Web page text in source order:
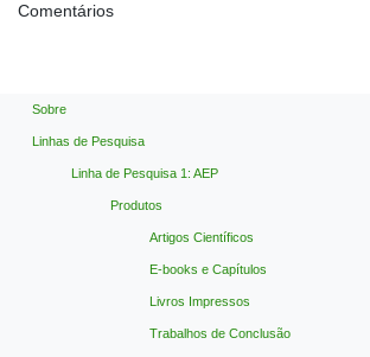
Comentários
Sobre
Linhas de Pesquisa
Linha de Pesquisa 1: AEP
Produtos
Artigos Científicos
E-books e Capítulos
Livros Impressos
Trabalhos de Conclusão